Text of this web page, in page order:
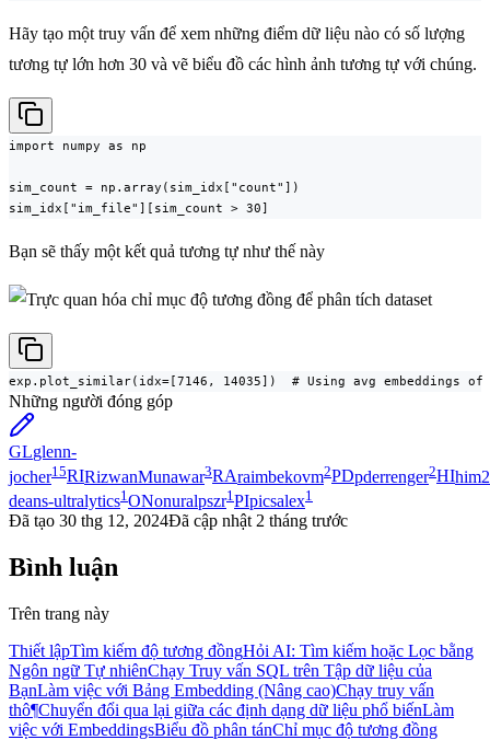
Hãy tạo một truy vấn để xem những điểm dữ liệu nào có số lượng
tương tự lớn hơn 30 và vẽ biểu đồ các hình ảnh tương tự với chúng.
import numpy as np
sim_count = np.array(sim_idx["count"])
sim_idx["im_file"][sim_count > 30]
Bạn sẽ thấy một kết quả tương tự như thế này
exp.plot_similar(idx=[7146, 14035])  # Using avg embeddings of
Những người đóng góp
GLglenn-
jocher15RIRizwanMunawar3RAraimbekovm2PDpderrenger2HI
deans-ultralytics1 ONonuralpszr1 PIpicsalex1
Đã tạo 30 thg 12, 2024Đã cập nhật 2 tháng trước
Bình luận
Trên trang này
Thiết lậpTìm kiếm độ tương đồngHỏi AI: Tìm kiếm hoặc Lọc bằng
Ngôn ngữ Tự nhiênChạy Truy vấn SQL trên Tập dữ liệu của
BạnLàm việc với Bảng Embedding (Nâng cao)Chạy truy vấn
thô¶Chuyển đổi qua lại giữa các định dạng dữ liệu phổ biếnLàm
việc với EmbeddingsBiểu đồ phân tánChỉ mục độ tương đồng